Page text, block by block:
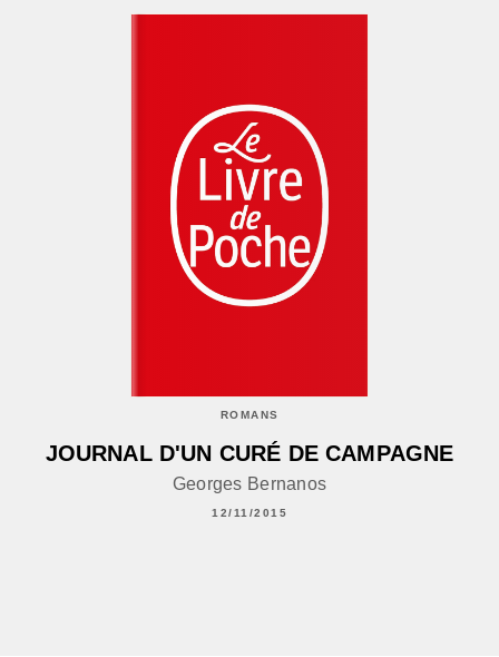
ROMANS
JOURNAL D'UN CURÉ DE CAMPAGNE
Georges Bernanos
12/11/2015